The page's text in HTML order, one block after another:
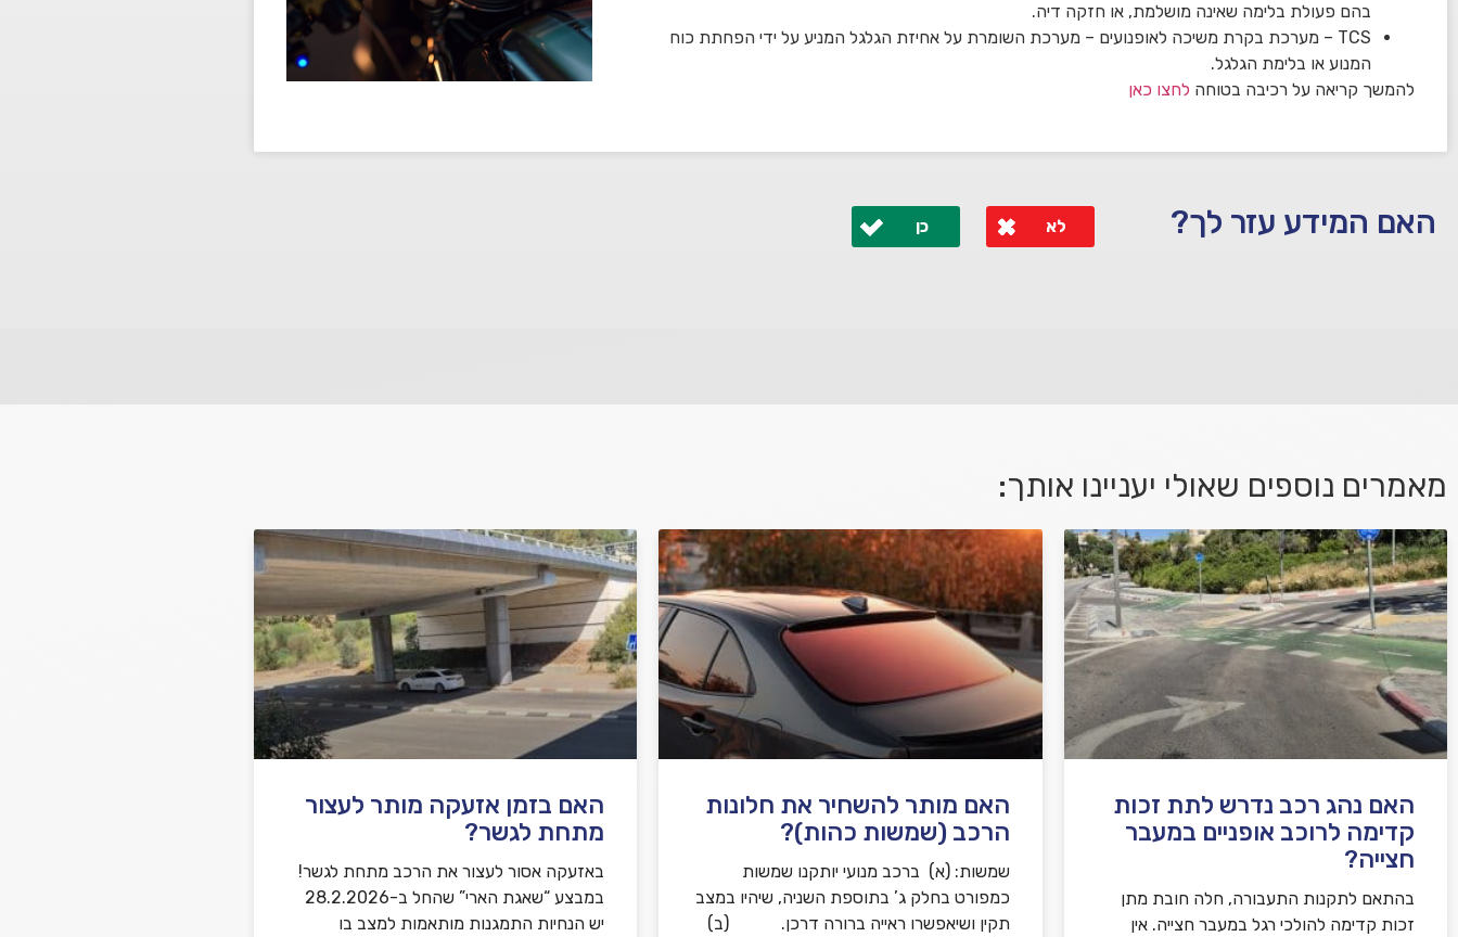
בהם פעולת בלימה שאינה מושלמת, או חזקה דיה.
TCS – מערכת בקרת משיכה לאופנועים – מערכת השומרת על אחיזת הגלגל המניע על ידי הפחתת כוח
המנוע או בלימת הגלגל.
להמשך קריאה על רכיבה בטוחה לחצו כאן
האם המידע עזר לך? לא כן
אני מאשר/ת קבלת דיוור במייל ושימוש בפרטים
בהתאםלמדיניות הפרטיות
שלח משוב
מאמרים נוספים שאולי יעניינו אותך:
האם נהג רכב נדרש לתת זכות
קדימה לרוכב אופניים במעבר
חצייה?
בהתאם לתקנות התעבורה, חלה חובת מתן
זכות קדימה להולכי רגל במעבר חצייה. אין
האם מותר להשחיר את חלונות
הרכב (שמשות כהות)?
שמשות: (א) ברכב מנועי יותקנו שמשות
כמפורט בחלק ג’ בתוספת השניה, שיהיו במצב
תקין ושיאפשרו ראייה ברורה דרכן. (ב)
האם בזמן אזעקה מותר לעצור
מתחת לגשר?
באזעקה אסור לעצור את הרכב מתחת לגשר!
במבצע “שאגת הארי” שהחל ב-28.2.2026
יש הנחיות התמגנות מותאמות למצב בו